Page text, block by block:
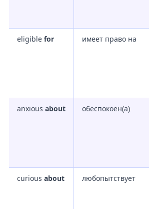
eligible for имеет право на
anxious about обеспокоен(а)
curious about любопытствует